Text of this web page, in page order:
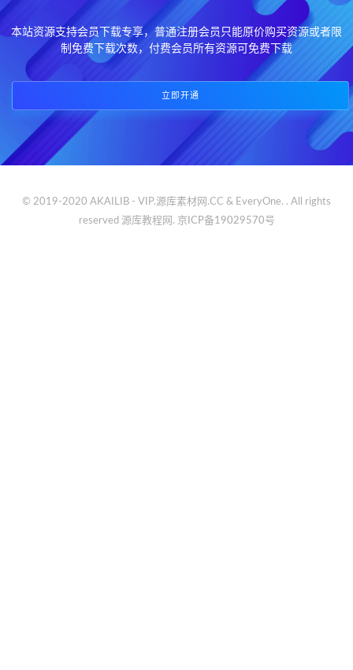
本站资源支持会员下载专享，普通注册会员只能原价购买资源或者限
制免费下载次数，付费会员所有资源可免费下载
立即开通
© 2019-2020 AKAILIB - VIP.源库素材网.CC & EveryOne. . All rights
reserved 源库教程网. 京ICP备19029570号